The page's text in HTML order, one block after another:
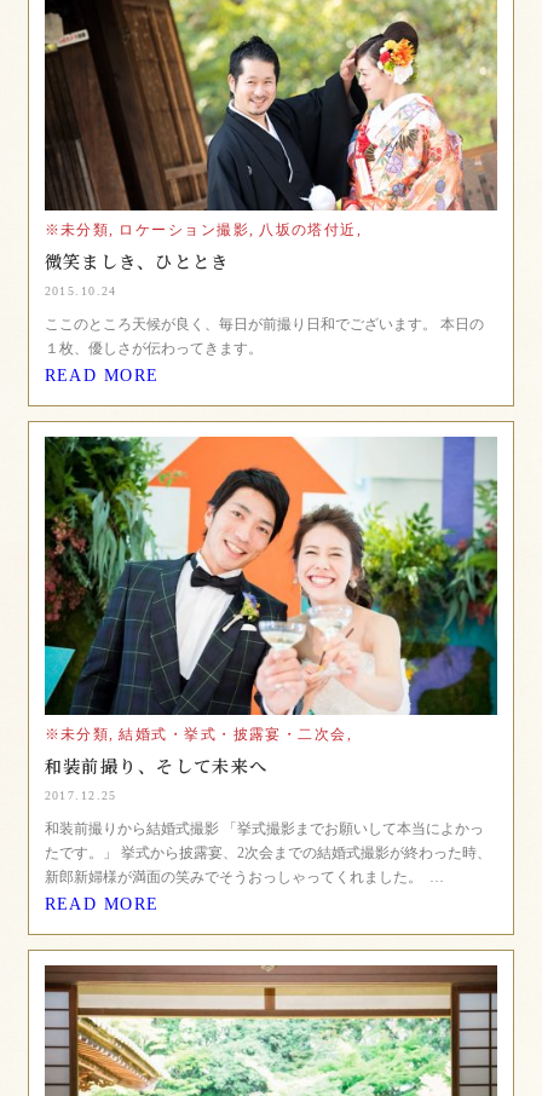
※未分類, ロケーション撮影, 八坂の塔付近,
微笑ましき、ひととき
2015.10.24
ここのところ天候が良く、毎日が前撮り日和でございます。 本日の
１枚、優しさが伝わってきます。
READ MORE
※未分類, 結婚式・挙式・披露宴・二次会,
和装前撮り、そして未来へ
2017.12.25
和装前撮りから結婚式撮影 「挙式撮影までお願いして本当によかっ
たです。」 挙式から披露宴、2次会までの結婚式撮影が終わった時、
新郎新婦様が満面の笑みでそうおっしゃってくれました。 …
READ MORE